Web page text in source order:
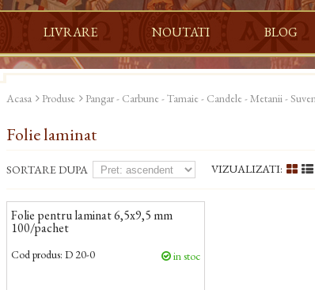
LIVRARE NOUTATI BLOG
Acasa Produse Pangar - Carbune - Tamaie - Candele - Metanii -
Folie laminat
SORTARE DUPA VIZUALIZATI:
Folie pentru laminat 6,5x9,5 mm
100/pachet
Cod produs: D 20-0 in stoc